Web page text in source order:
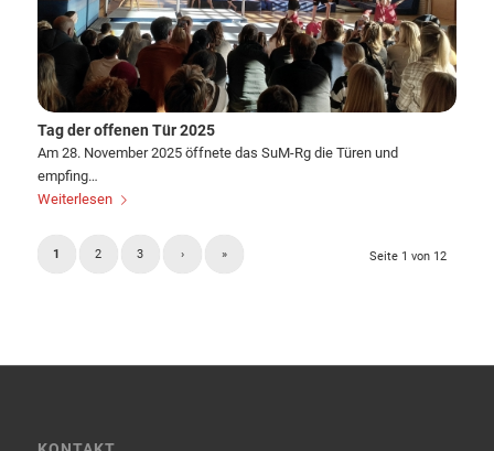
Tag der offenen Tür 2025
Am 28. November 2025 öffnete das SuM-Rg die Türen und
empfing…
Weiterlesen
Seite 1 von 12
1 2 3 › »